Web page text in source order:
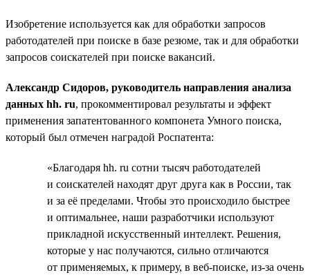
Изобретение используется как для обработки запросов
работодателей при поиске в базе резюме, так и для обработки
запросов соискателей при поиске вакансий.
Александр Сидоров, руководитель направления анализа
данных hh. ru, прокомментировал результаты и эффект
применения запатентованного компонета Умного поиска,
который был отмечен наградой Роспатента:
«Благодаря hh. ru сотни тысяч работодателей
и соискателей находят друг друга как в России, так
и за её пределами. Чтобы это происходило быстрее
и оптимальнее, наши разработчики используют
прикладной искусственный интеллект. Решения,
которые у нас получаются, сильно отличаются
от применяемых, к примеру, в веб-поиске, из-за очень